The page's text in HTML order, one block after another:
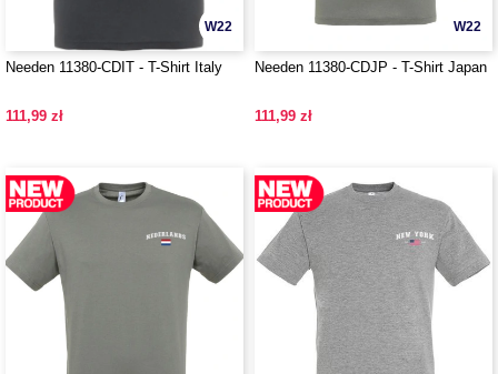
W22
Needen 11380-CDIT - T-Shirt Italy
111,99 zł
W22
Needen 11380-CDJP - T-Shirt Japan
111,99 zł